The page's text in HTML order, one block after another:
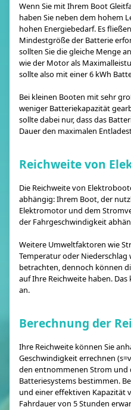
Wenn Sie mit Ihrem Boot
haben Sie neben dem hohem
hohen Energiebedarf. Es
Mindestgröße der Batterie
sollten Sie die gleiche Menge
wie der Motor als
sollte also mit einer 6 kWh
Bei kleinen Booten mit sehr
weniger Batteriekapazität
sollte dabei nur, dass das
Dauer den maximalen
Reichweite von
Die Reichweite von
abhängig: Ihrem Boot, der
Elektromotor und dem
der Fahrgeschwindigkeit
Weitere Umweltfaktoren wie
Temperatur oder
betrachten, dennoch können
auf Ihre Reichweite haben.
an.
Berechnung der
Ihre Reichweite können Sie
Geschwindigkeit errechnen
den entnommenen Strom und
Batteriesystems bestimmen.
und einer effektiven Kapazität
Fahrdauer von 5 Stunden